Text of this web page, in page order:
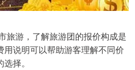
旅游，了解旅游团的报价构成是
说明可以帮助游客理解不同价
择。